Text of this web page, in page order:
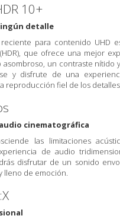
10+
detalle
para contenido UHD
que ofrece una mejor
asombroso, un contraste nítido
y disfrute de una
reproducción fiel de los
cinematográfica
las limitaciones
de audio
disfrutar de un sonido
lleno de emoción.